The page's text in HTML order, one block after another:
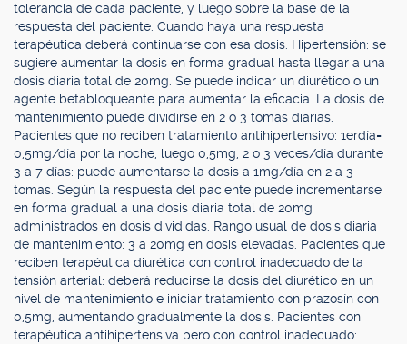
tolerancia de cada paciente, y luego sobre la base de la
respuesta del paciente. Cuando haya una respuesta
terapéutica deberá continuarse con esa dosis. Hipertensión: se
sugiere aumentar la dosis en forma gradual hasta llegar a una
dosis diaria total de 20mg. Se puede indicar un diurético o un
agente betabloqueante para aumentar la eficacia. La dosis de
mantenimiento puede dividirse en 2 o 3 tomas diarias.
Pacientes que no reciben tratamiento antihipertensivo: 1erdía=
0,5mg/día por la noche; luego 0,5mg, 2 o 3 veces/día durante
3 a 7 días: puede aumentarse la dosis a 1mg/día en 2 a 3
tomas. Según la respuesta del paciente puede incrementarse
en forma gradual a una dosis diaria total de 20mg
administrados en dosis divididas. Rango usual de dosis diaria
de mantenimiento: 3 a 20mg en dosis elevadas. Pacientes que
reciben terapéutica diurética con control inadecuado de la
tensión arterial: deberá reducirse la dosis del diurético en un
nivel de mantenimiento e iniciar tratamiento con prazosín con
0,5mg, aumentando gradualmente la dosis. Pacientes con
terapéutica antihipertensiva pero con control inadecuado: